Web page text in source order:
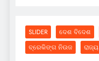
SLIDER ଦେଶ ବିଦେଶ
ବ୍ରେକିଙ୍ଗ ନିଉଜ
ରାଜ୍ୟ